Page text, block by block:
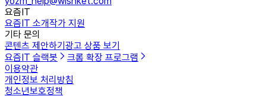
요즘IT
요즘IT 소개작가 지원
기타 문의
콘텐츠 제안하기 광고 상품 보기
요즘IT 슬랙봇
크롬 확장 프로그램
이용약관
개인정보 처리방침
청소년보호정책